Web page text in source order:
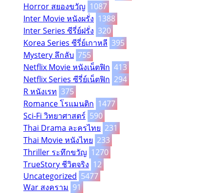
Horror สยองขวัญ 1087
Inter Movie หนังผรั่ง 1388
Inter Series ซีรี่ย์ฝรั่ง 320
Korea Series ซีรี่ย์เกาหลี 395
Mystery ลึกลับ 755
Netflix Movie หนังเน็ตฟิก 413
Netflix Series ซีรี่ย์เน็ตฟิก 294
R หนังเรท 375
Romance โรแมนติก 1477
Sci-Fi วิทยาศาสตร์ 590
Thai Drama ละครไทย 231
Thai Movie หนังไทย 233
Thriller ระทึกขวัญ 1270
TrueStory ชีวิตจริง 12
Uncategorized 5477
War สงคราม 91